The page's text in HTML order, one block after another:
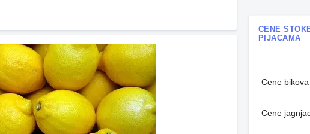
CENE
PIJACAMA
Cene
Cene